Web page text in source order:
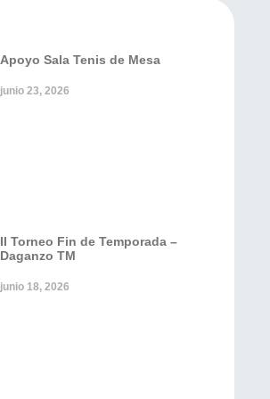
Apoyo Sala Tenis de Mesa
junio 23, 2026
II Torneo Fin de Temporada –
Daganzo TM
junio 18, 2026